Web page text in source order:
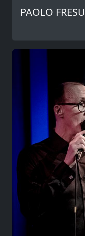
PAOLO FRESU